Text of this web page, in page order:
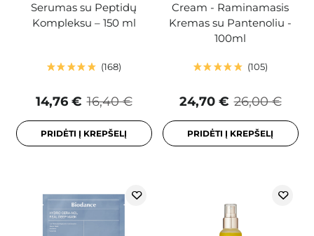
Serumas su Peptidų
Kompleksu – 150 ml
168
16,40 €
14,76 €
PRIDĖTI Į KREPŠELĮ
Cream - Raminamasis
Kremas su Pantenoliu -
100ml
105
26,00 €
24,70 €
PRIDĖTI Į KREPŠELĮ